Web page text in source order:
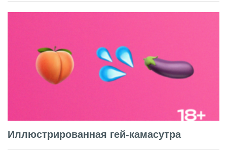
Иллюстрированная гей-камасутра